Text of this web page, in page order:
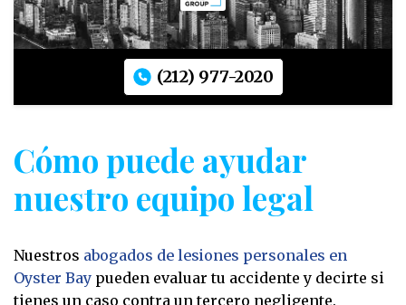
(212) 977-2020
Cómo puede ayudar
nuestro equipo legal
Nuestros abogados de lesiones personales en
Oyster Bay pueden evaluar tu accidente y decirte si
tienes un caso contra un tercero negligente.